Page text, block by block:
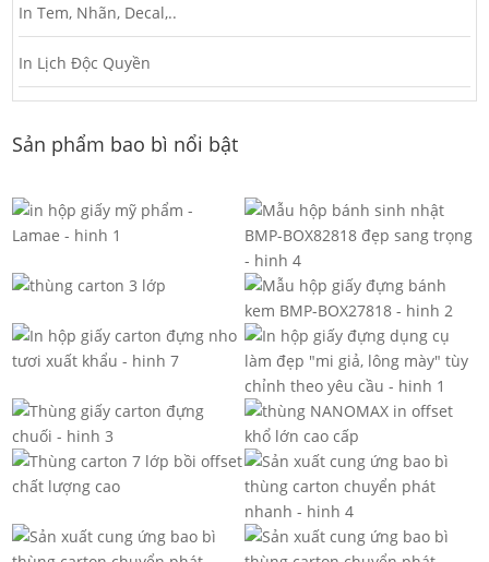
In Tem, Nhãn, Decal,..
In Lịch Độc Quyền
Sản phẩm bao bì nổi bật